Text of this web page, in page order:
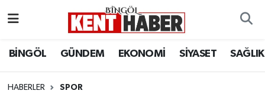
BİNGÖL GÜNDEM EKONOMİ SİYASET SAĞLIK
HABERLER SPOR
BİLİM-TEKNOLOJİ
Bingöl Hava Durumu